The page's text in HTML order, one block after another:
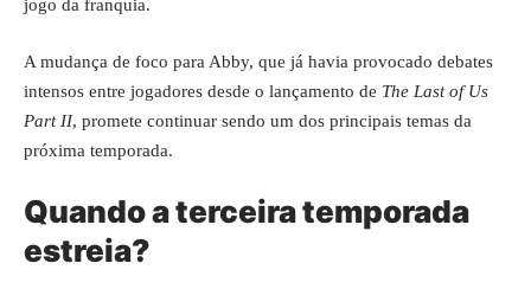
jogo da franquia.
A mudança de foco para Abby, que já havia provocado debates
intensos entre jogadores desde o lançamento de The Last of Us
Part II, promete continuar sendo um dos principais temas da
próxima temporada.
Quando a terceira temporada
estreia?